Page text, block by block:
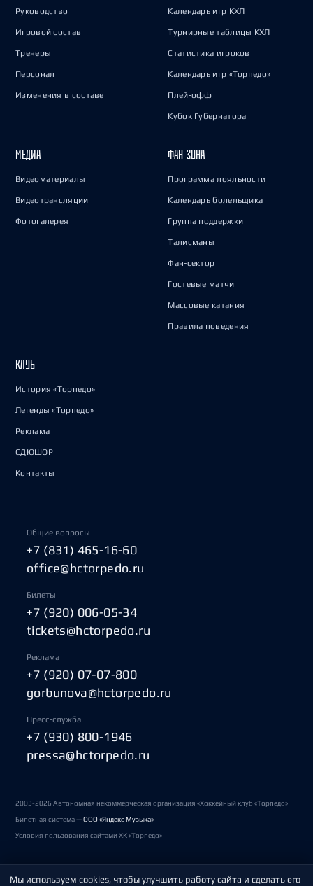
Руководство
Игровой состав
Тренеры
Персонал
Изменения в составе
Календарь игр КХЛ
Турнирные таблицы КХЛ
Статистика игроков
Календарь игр «Торпедо»
Плей-офф
Кубок Губернатора
МЕДИА
Видеоматериалы
Видеотрансляции
Фотогалерея
ФАН-ЗОНА
Программа лояльности
Календарь болельщика
Группа поддержки
Талисманы
Фан-сектор
Гостевые матчи
Массовые катания
Правила поведения
КЛУБ
История «Торпедо»
Легенды «Торпедо»
Реклама
СДЮШОР
Контакты
Общие вопросы
+7 (831) 465-16-60
office@hctorpedo.ru
Билеты
+7 (920) 006-05-34
tickets@hctorpedo.ru
Реклама
+7 (920) 07-07-800
gorbunova@hctorpedo.ru
Пресс-служба
+7 (930) 800-1946
pressa@hctorpedo.ru
2003-2026 Автономная некоммерческая организация «Хоккейный клуб «Торпедо»
Билетная система —ООО «Яндекс Музыка»
Условия пользования сайтами ХК «Торпедо»
Политика обработки персональных данных
Мы используем cookies, чтобы улучшить работу сайта и сделать его